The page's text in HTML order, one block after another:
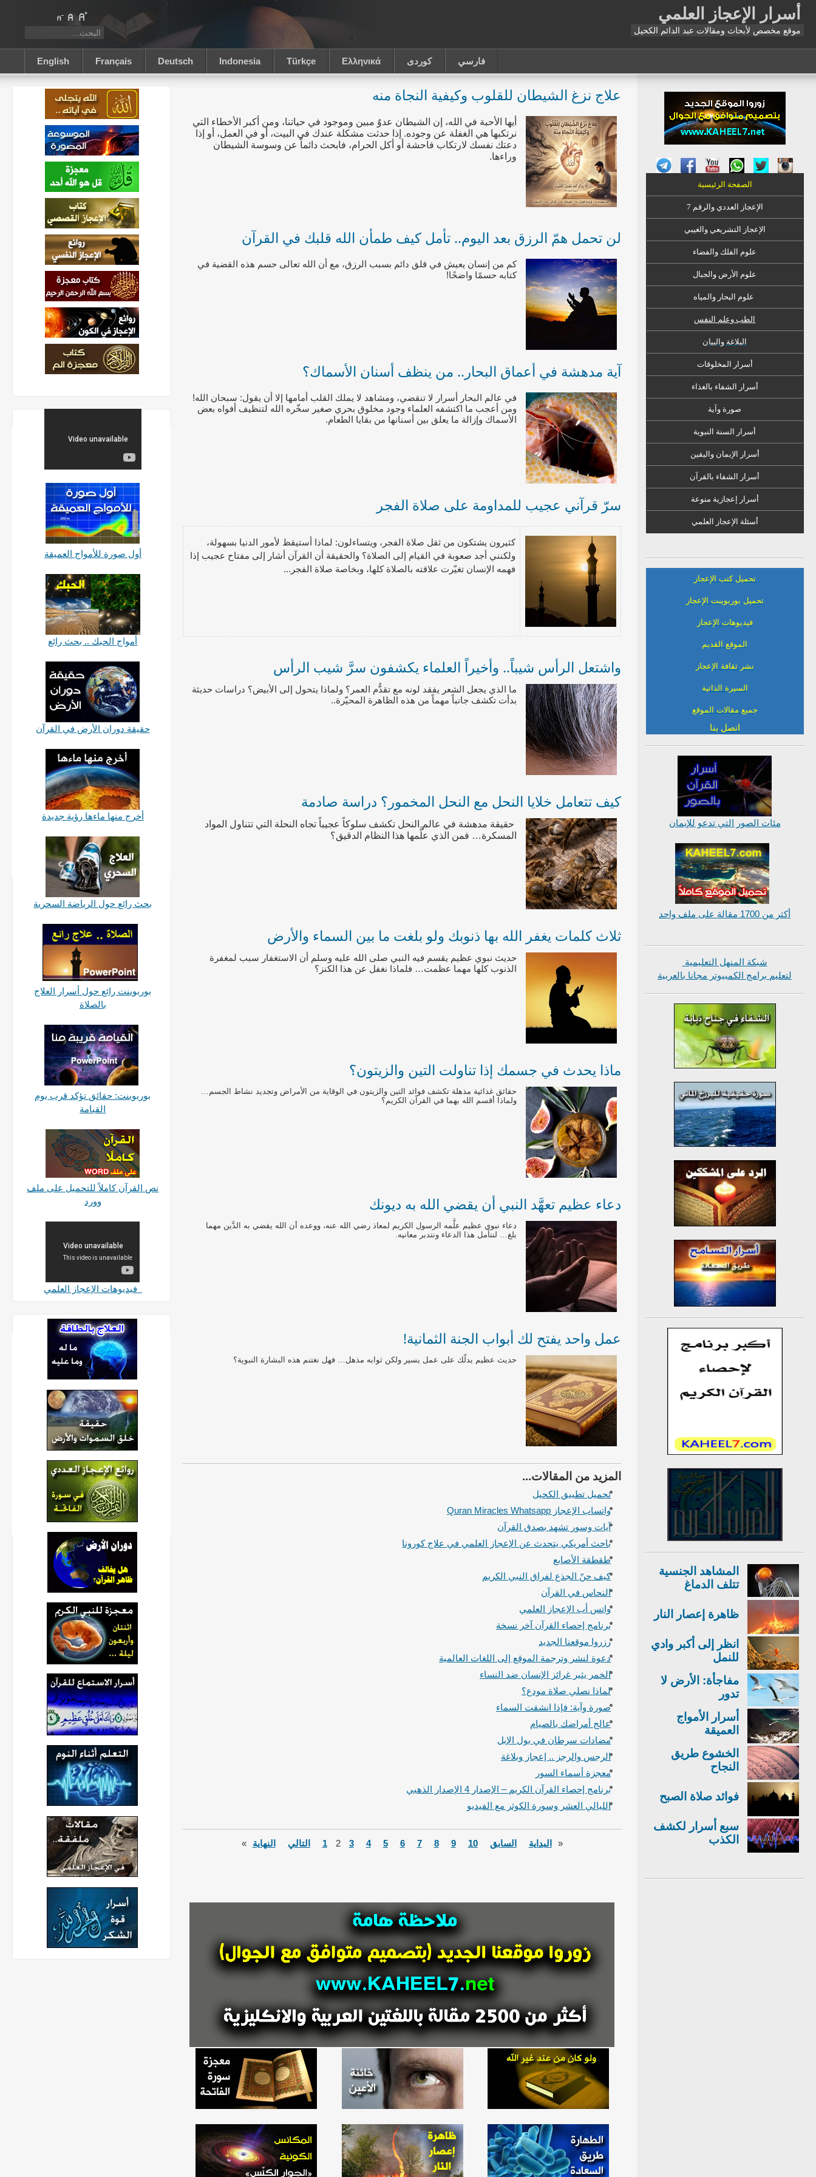
أسرار الإعجاز العلمي
موقع مخصص لأبحاث ومقالات عبد الدائم الكحيل
English Français Deutsch Indonesia Türkçe Ελληνικά كوردى فارسي
علاج نزغ الشيطان للقلوب وكيفية النجاة منه
أيها الأحبة في الله، إن الشيطان عدوٌ مبين وموجود في حياتنا، ومن أكبر الأخطاء التي
نرتكبها هي الغفلة عن وجوده. إذا حدثت مشكلة عندك في البيت، أو في العمل، أو إذا
دعتك نفسك لارتكاب فاحشة أو أكل الحرام، فابحث دائماً عن وسوسة الشيطان
وراءها.
لن تحمل همّ الرزق بعد اليوم.. تأمل كيف طمأن الله قلبك في القرآن
كم من إنسان يعيش في قلق دائم بسبب الرزق، مع أن الله تعالى حسم هذه القضية في
كتابه حسمًا واضحًا!
آية مدهشة في أعماق البحار.. من ينظف أسنان الأسماك؟
في عالم البحار أسرار لا تنقضي، ومشاهد لا يملك القلب أمامها إلا أن يقول: سبحان الله!
ومن أعجب ما اكتشفه العلماء وجود مخلوق بحري صغير سخّره الله لتنظيف أفواه بعض
الأسماك وإزالة ما يعلق بين أسنانها من بقايا الطعام.
سرّ قرآني عجيب للمداومة على صلاة الفجر
كثيرون يشتكون من ثقل صلاة الفجر، ويتساءلون: لماذا أستيقظ لأمور الدنيا بسهولة،
ولكنني أجد صعوبة في القيام إلى الصلاة؟ والحقيقة أن القرآن أشار إلى مفتاح عجيب إذا
فهمه الإنسان تغيّرت علاقته بالصلاة كلها، وبخاصة صلاة الفجر...
واشتعل الرأس شيباً.. وأخيراً العلماء يكشفون سرَّ شيب الرأس
ما الذي يجعل الشعر يفقد لونه مع تقدُّم العمر؟ ولماذا يتحول إلى الأبيض؟ دراسات حديثة
بدأت تكشف جانباً مهماً من هذه الظاهرة المحيّرة..
كيف تتعامل خلايا النحل مع النحل المخمور؟ دراسة صادمة
حقيقة مدهشة في عالم النحل تكشف سلوكاً عجيباً تجاه النحلة التي تتناول المواد
المسكرة… فمن الذي علَّمها هذا النظام الدقيق؟
ثلاث كلمات يغفر الله بها ذنوبك ولو بلغت ما بين السماء والأرض
حديث نبوي عظيم يقسم فيه النبي صلى الله عليه وسلم أن الاستغفار سبب لمغفرة
الذنوب كلها مهما عظمت… فلماذا نغفل عن هذا الكنز؟
ماذا يحدث في جسمك إذا تناولت التين والزيتون؟
حقائق غذائية مذهلة تكشف فوائد التين والزيتون في الوقاية من الأمراض وتجديد نشاط الجسم…
ولماذا أقسم الله بهما في القرآن الكريم؟
دعاء عظيم تعهَّد النبي أن يقضي الله به ديونك
دعاء نبوي عظيم علَّمه الرسول الكريم لمعاذ رضي الله عنه، ووعده أن الله يقضي به الدَّين مهما
بلغ… لنتأمل هذا الدعاء ونتدبر معانيه.
عمل واحد يفتح لك أبواب الجنة الثمانية!
حديث عظيم يدلّك على عمل يسير ولكن ثوابه مذهل… فهل نغتنم هذه البشارة النبوية؟
المزيد من المقالات...
تحميل تطبيق الكحيل
واتساب الإعجاز Quran Miracles Whatsapp
آيات وسور تشهد بصدق القرآن
باحث أمريكي يتحدث عن الإعجاز العلمي في علاج كورونا
طقطقة الأصابع
كيف حنّ الجذع لفراق النبي الكريم
النحاس في القرآن
واتس أب الإعجاز العلمي
برنامج إحصاء القرآن آخر نسخة
رزروا موقعنا الجديد
دعوة لنشر وترجمة الموقع إلى اللغات العالمية
الخمر يثير غرائز الإنسان ضد النساء
لماذا نصلي صلاة مودع؟
صورة وآية: فإذا انشقت السماء
عالج أمراضك بالصيام
مضادات سرطان في بول الإبل
الرجس والرجز .. إعجاز وبلاغة
معجزة أسماء السور
برنامج إحصاء القرآن الكريم – الإصدار 4 الإصدار الذهبي
الليالي العشر وسورة الكوثر مع الفيديو
« البداية السابق 10
9
8
7
6
5
4
3
2
1 التالي النهاية »
الصفحة الرئيسية
الإعجاز العددي والرقم 7
الإعجاز التشريعي والغيبي
علوم الفلك والفضاء
علوم الأرض والجبال
علوم البحار والمياه
الطب وعلم النفس
البلاغة والبيان
أسرار المخلوقات
أسرار الشفاء بالغذاء
صورة وآية
أسرار السنة النبوية
أسرار الإيمان واليقين
أسرار الشفاء بالقرآن
أسرار إعجازية منوعة
أسئلة الإعجاز العلمي
تحميل كتب الإعجاز
تحميل بوربوينت الإعجاز
فيديوهات الإعجاز
الموقع القديم
نشر ثقافة الإعجاز
السيرة الذاتية
جميع مقالات الموقع
اتصل بنا
مئات الصور التي تدعو للإيمان
أكثر من 1700 مقالة على ملف واحد
شبكة المنهل التعليمية
لتعليم برامج الكمبيوتر مجانا بالعربية
المشاهد الجنسية
تتلف الدماغ
ظاهرة إعصار النار
انظر إلى أكبر وادي
للنمل
مفاجأة: الأرض لا
تدور
أسرار الأمواج
العميقة
الخشوع طريق
النجاح
فوائد صلاة الصبح
سبع أسرار لكشف
الكذب
أول صورة للأمواج العميقة
أمواج الحبك .. بحث رائع
حقيقة دوران الأرض في القرآن
أخرج منها ماءها رؤية جديدة
بحث رائع حول الرياضة السحرية
بوربوينت رائع حول أسرار العلاج
بالصلاة
بوربوينت: حقائق تؤكد قرب يوم
القيامة
نص القرآن كاملاً للتحميل على ملف
وورد
فيديوهات الإعجاز العلمي